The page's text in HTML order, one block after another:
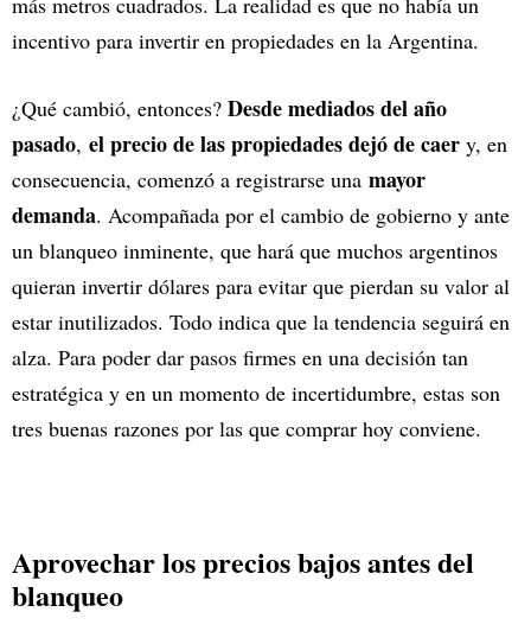
incentivo para invertir en propiedades en la Argentina.
¿Qué cambió, entonces? Desde mediados del año
pasado, el precio de las propiedades dejó de caer y, en
consecuencia, comenzó a registrarse una mayor
demanda. Acompañada por el cambio de gobierno y ante
un blanqueo inminente, que hará que muchos argentinos
quieran invertir dólares para evitar que pierdan su valor al
estar inutilizados. Todo indica que la tendencia seguirá en
alza. Para poder dar pasos firmes en una decisión tan
estratégica y en un momento de incertidumbre, estas son
tres buenas razones por las que comprar hoy conviene.
Aprovechar los precios bajos antes del
blanqueo